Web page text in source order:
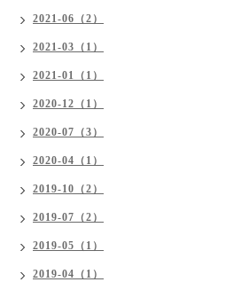
2021-06（2）
2021-03（1）
2021-01（1）
2020-12（1）
2020-07（3）
2020-04（1）
2019-10（2）
2019-07（2）
2019-05（1）
2019-04（1）